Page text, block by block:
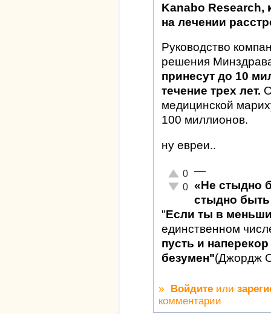
Kanabo Research,
на лечении
Руководство
решения
принесут до 10
течение трех лет.
медицинской
100 миллионов.
ну евреи..
Отлично!
0
Неадекватно!
0
—
«Не стыдно
стыдно быть
"Если ты в
единственном
пусть и
безумен"(Джордж
» Войдите или
комментарии